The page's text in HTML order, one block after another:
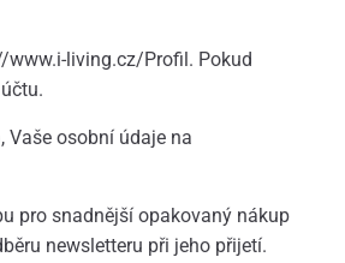
www.i-living.cz/Profil. Pokud
osobní údaje na
pro snadnější opakovaný nákup
newsletteru při jeho přijetí.